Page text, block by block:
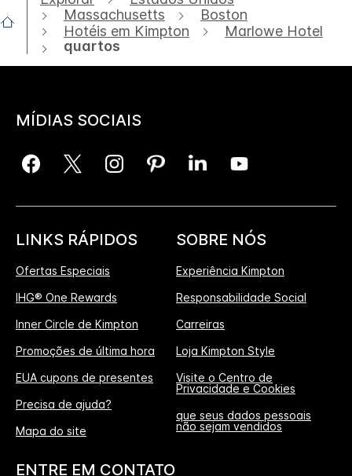
Massachusetts
Boston
Hotéis em Kimpton
Marlowe Hotel
quartos
MÍDIAS SOCIAIS
LINKS RÁPIDOS
Ofertas Especiais
IHG® One Rewards
Inner Circle de Kimpton
Promoções de última hora
EUA cupons de presentes
Precisa de ajuda?
Mapa do site
SOBRE NÓS
Experiência Kimpton
Responsabilidade Social
Carreiras
Loja Kimpton Style
Visite o Centro de
Privacidade e Cookies
que seus dados pessoais
não sejam vendidos
ENTRE EM CONTATO